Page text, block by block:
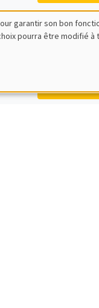
TBA
SÉMINAIRES
garantir son bon
pourra être modifié